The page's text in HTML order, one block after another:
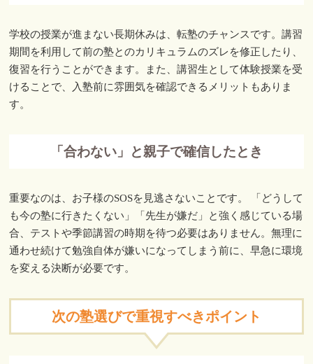
学校の授業が進まない長期休みは、転塾のチャンスです。講習
期間を利用して前の塾とのカリキュラムのズレを修正したり、
復習を行うことができます。また、講習生として体験授業を受
けることで、入塾前に雰囲気を確認できるメリットもありま
す。
「合わない」と親子で確信したとき
重要なのは、お子様のSOSを見逃さないことです。 「どうして
も今の塾に行きたくない」「先生が嫌だ」と強く感じている場
合、テストや季節講習の時期を待つ必要はありません。無理に
通わせ続けて勉強自体が嫌いになってしまう前に、早急に環境
を変える決断が必要です。
次の塾選びで重視すべきポイント